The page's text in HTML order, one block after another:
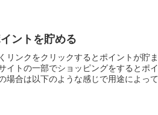
ントを貯める
リンクをクリックするとポイントが貯
イトの一部でショッピングをするとポ
合は以下のような感じで用途によって